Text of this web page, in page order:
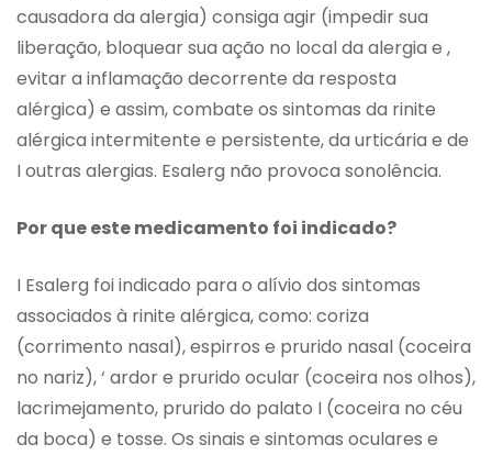
causadora da alergia) consiga agir (impedir sua
liberação, bloquear sua ação no local da alergia e ,
evitar a inflamação decorrente da resposta
alérgica) e assim, combate os sintomas da rinite
alérgica intermitente e persistente, da urticária e de
I outras alergias. Esalerg não provoca sonolência.
Por que este medicamento foi indicado?
I Esalerg foi indicado para o alívio dos sintomas
associados à rinite alérgica, como: coriza
(corrimento nasal), espirros e prurido nasal (coceira
no nariz), ‘ ardor e prurido ocular (coceira nos olhos),
lacrimejamento, prurido do palato I (coceira no céu
da boca) e tosse. Os sinais e sintomas oculares e